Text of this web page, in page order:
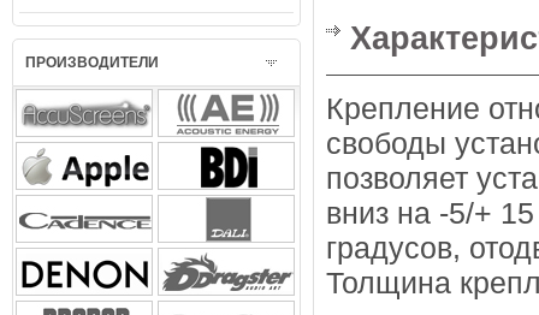
ПРОИЗВОДИТЕЛИ
Крепление
свободы
позволяет
вниз на -5/+
градусов,
Толщина